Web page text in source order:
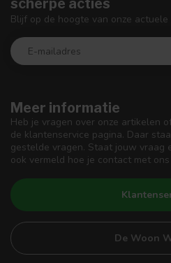
Meer informatie
Heb je vragen over onze artikelen
de klantenservice pagina. Daar
gestelde vragen. Staat jouw vraag
ook vermeld hoe je contact met
De Woon
scherpe acties
Blijf op de hoogte van onze actuele